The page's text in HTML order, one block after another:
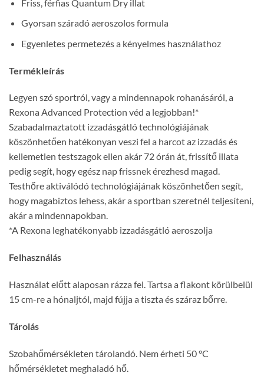
Friss, férfias Quantum Dry illat
Gyorsan száradó aeroszolos formula
Egyenletes permetezés a kényelmes használathoz
Termékleírás
Legyen szó sportról, vagy a mindennapok rohanásáról, a
Rexona Advanced Protection véd a legjobban!*
Szabadalmaztatott izzadásgátló technológiájának
köszönhetően hatékonyan veszi fel a harcot az izzadás és
kellemetlen testszagok ellen akár 72 órán át, frissítő illata
pedig segít, hogy egész nap frissnek érezhesd magad.
Testhőre aktiválódó technológiájának köszönhetően segít,
hogy magabiztos lehess, akár a sportban szeretnél teljesíteni,
akár a mindennapokban.
*A Rexona leghatékonyabb izzadásgátló aeroszolja
Felhasználás
Használat előtt alaposan rázza fel. Tartsa a flakont körülbelül
15 cm-re a hónaljtól, majd fújja a tiszta és száraz bőrre.
Tárolás
Szobahőmérsékleten tárolandó. Nem érheti 50 °C
hőmérsékletet meghaladó hő.